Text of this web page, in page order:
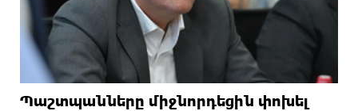
Պաշտպանները միջնորդեցին փոխել